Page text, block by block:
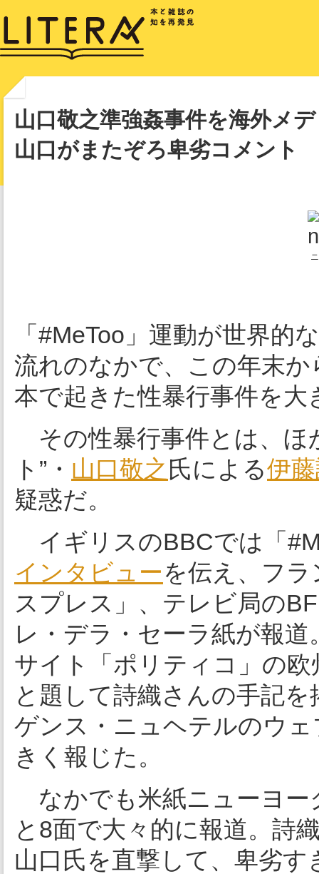
山口敬之準強姦事件を海外メ
山口がまたぞろ卑劣コメント
「#MeToo」運動が世界
流れのなかで、この年末
本で起きた性暴行事件を大
その性暴行事件とは、ほ
ト”・ 山口敬之 氏による伊
疑惑だ。
イギリスのBBCでは「
インタビューを伝え、フ
スプレス」、テレビ局の
レ・デラ・セーラ紙が報道
サイト「ポリティコ」の
と題して詩織さんの手記
ゲンス・ニュヘテルのウ
きく報じた。
なかでも米紙ニューヨー
と8面で大々的に報道。詩
山口氏を直撃して、卑劣